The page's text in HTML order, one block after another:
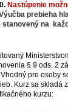
Nastúpenie
prebieha
na
§ 9 ods. 2
pre osoby
Kurz sa skladá
kurzu: